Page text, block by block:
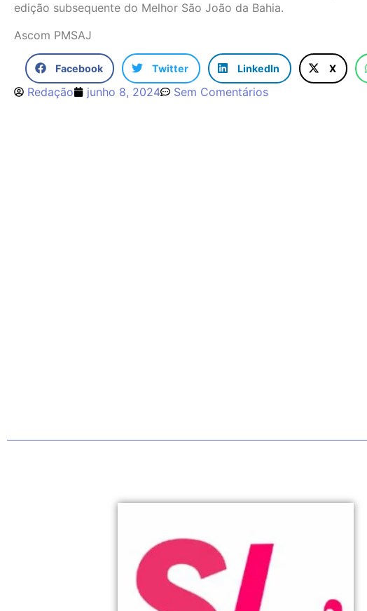
edição subsequente do Melhor São João da Bahia.
Ascom PMSAJ
Facebook Twitter LinkedIn X
Redação junho 8, 2024 Sem Comentários